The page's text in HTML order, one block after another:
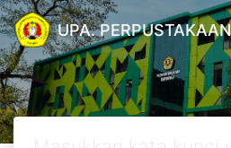
UPA. PERPUSTAKAAN